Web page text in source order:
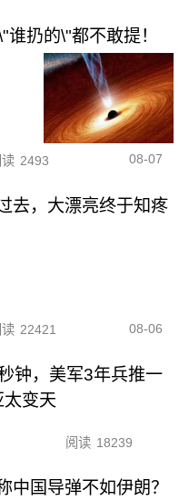
扔的\"都不敢提！
2493 08-07
去，大漂亮终于知疼
22421 08-06
钟，美军3年兵推一
变天
阅读 18239
中国导弹不如伊朗？